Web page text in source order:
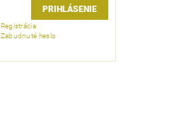
Registrácia
Zabudnuté heslo